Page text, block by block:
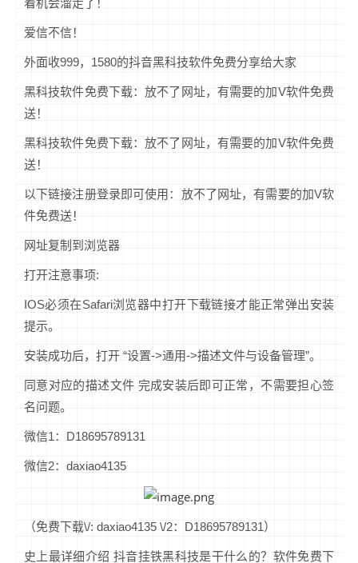
着机会溜走了！
爱信不信！
外面收999，1580的抖音黑科技软件免费分享给大家
黑科技软件免费下载：放不了网址，有需要的加V软件免费
送！
黑科技软件免费下载：放不了网址，有需要的加V软件免费
送！
以下链接注册登录即可使用：放不了网址，有需要的加V软
件免费送！
网址复制到浏览器
打开注意事项:
IOS必须在Safari浏览器中打开下载链接才能正常弹出安装
提示。
安装成功后，打开 “设置->通用->描述文件与设备管理”。
同意对应的描述文件 完成安装后即可正常，不需要担心签
名问题。
微信1：D18695789131
微信2：daxiao4135
（免费下载\/: daxiao4135 \/2：D18695789131）
史上最详细介绍 抖音挂铁黑科技是干什么的？软件免费下